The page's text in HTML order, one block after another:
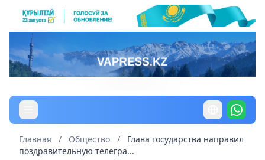
Главная / Общество /
Глава государства направил
поздравительную телегра...